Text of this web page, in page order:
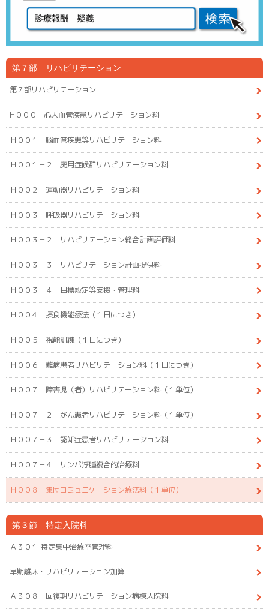
第７部 リハビリテーション
第７部リハビリテーション
H０００ 心大血管疾患リハビリテーション料
Ｈ００１ 脳血管疾患等リハビリテーション料
Ｈ００１－２ 廃用症候群リハビリテーション料
Ｈ００２ 運動器リハビリテーション料
Ｈ００３ 呼吸器リハビリテーション料
Ｈ００３－２ リハビリテーション総合計画評価料
Ｈ００３－３ リハビリテーション計画提供料
Ｈ００３－４ 目標設定等支援・管理料
Ｈ００４ 摂食機能療法（１日につき）
Ｈ００５ 視能訓練（１日につき）
Ｈ００６ 難病患者リハビリテーション料（１日につき）
Ｈ００７ 障害児（者）リハビリテーション料（１単位）
Ｈ００７－２ がん患者リハビリテーション料（１単位）
Ｈ００７－３ 認知症患者リハビリテーション料
Ｈ００７－４ リンパ浮腫複合的治療料
Ｈ００８ 集団コミュニケーション療法料（１単位）
第３節 特定入院料
Ａ３０１ 特定集中治療室管理料
早期離床・リハビリテーション加算
Ａ３０８ 回復期リハビリテーション病棟入院料